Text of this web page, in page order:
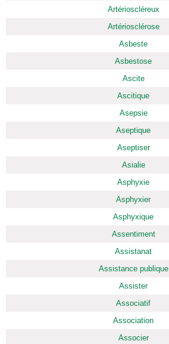
Artérioscléreux
Artériosclérose
Asbeste
Asbestose
Ascite
Ascitique
Asepsie
Aseptique
Aseptiser
Asialie
Asphyxie
Asphyxier
Asphyxique
Assentiment
Assistanat
Assistance publique
Assister
Associatif
Association
Associer